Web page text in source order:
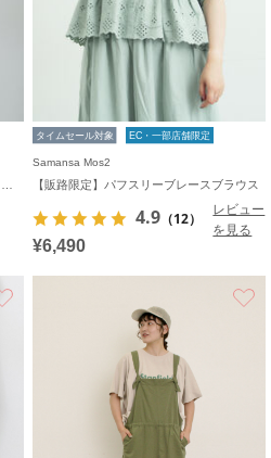
タイムセール対象 EC・一部店舗限定
Samansa Mos2
【販路限定】パフスリーブレースブラウス
4.9 （12）
レビュー
を見る
¥6,490